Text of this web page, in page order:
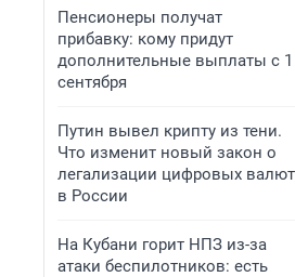
Пенсионеры получат
прибавку: кому придут
дополнительные выплаты с 1
сентября
Путин вывел крипту из тени.
Что изменит новый закон о
легализации цифровых валют
в России
На Кубани горит НПЗ из-за
атаки беспилотников: есть